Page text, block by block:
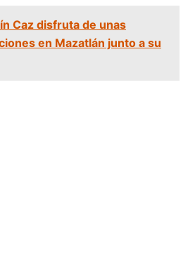
Caz disfruta de unas
en Mazatlán junto a su